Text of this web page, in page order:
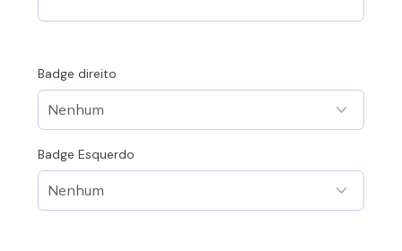
Badge direito
Badge Esquerdo